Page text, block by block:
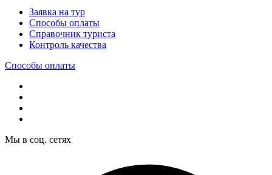
Заявка на тур
Способы оплаты
Справочник туриста
Контроль качества
Способы оплаты
Мы в соц. сетях